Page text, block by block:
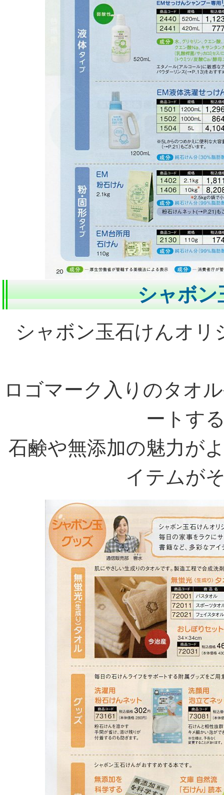
シャボン
シャボン玉石けんオ
ロゴマーク入りのタオ
ートす
石鹸や無添加の魅力が
イテムが